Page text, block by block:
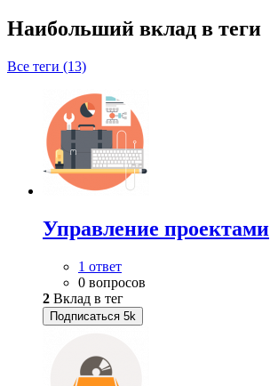
Наибольший вклад в теги
Все теги (13)
Управление проектами
1 ответ
0 вопросов
2 Вклад в тег
Подписаться 5k